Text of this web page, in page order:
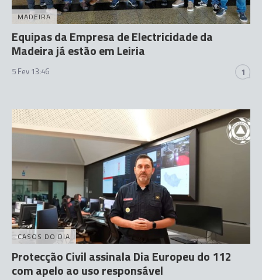
MADEIRA
Equipas da Empresa de Electricidade da
Madeira já estão em Leiria
5 Fev 13:46 1
CASOS DO DIA
Protecção Civil assinala Dia Europeu do 112
com apelo ao uso responsável